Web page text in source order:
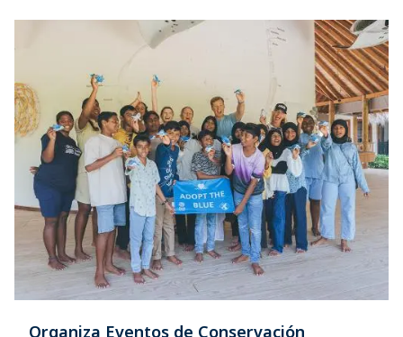
Organiza Eventos de Conservación